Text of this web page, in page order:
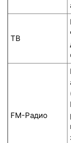
ТВ
FM-Радио